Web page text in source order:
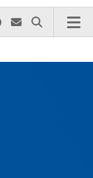
zadzwoń
u
X
nas na Instagram-ie
nas na TikTok-u
Szukaj nas na Spotify
Wyślij do nas
Szukaj